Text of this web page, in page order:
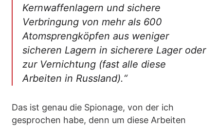
Kernwaffenlagern und sichere
Verbringung von mehr als 600
Atomsprengköpfen aus weniger
sicheren Lagern in sicherere Lager oder
zur Vernichtung (fast alle diese
Arbeiten in Russland).“
Das ist genau die Spionage, von der ich
gesprochen habe, denn um diese Arbeiten